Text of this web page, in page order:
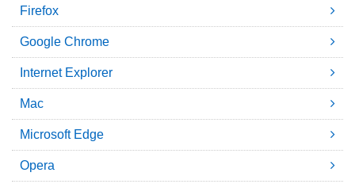
Firefox
Google Chrome
Internet Explorer
Mac
Microsoft Edge
Opera